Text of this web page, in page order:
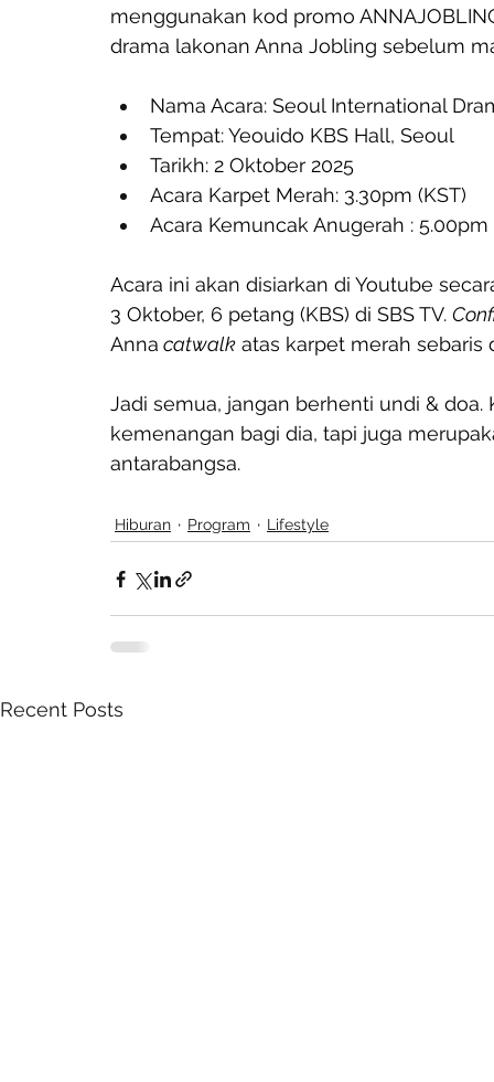
menggunakan kod promo
drama lakonan Anna Jobling sebelum
Nama Acara: Seoul International
Tempat: Yeouido KBS Hall, Seoul
Tarikh: 2 Oktober 2025
Acara Karpet Merah: 3.30pm (KST)
Acara Kemuncak Anugerah : 5.00pm
Acara ini akan disiarkan di Youtube
3 Oktober, 6 petang (KBS) di SBS TV.
Anna catwalk atas karpet merah sebaris
Jadi semua, jangan berhenti undi &
kemenangan bagi dia, tapi juga
antarabangsa.
Hiburan Program Lifestyle
Recent Posts